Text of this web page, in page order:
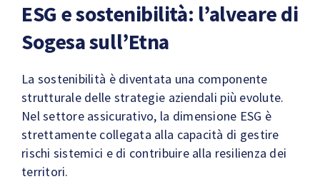
ESG e sostenibilità: l’alveare di
Sogesa sull’Etna
La sostenibilità è diventata una componente
strutturale delle strategie aziendali più evolute.
Nel settore assicurativo, la dimensione ESG è
strettamente collegata alla capacità di gestire
rischi sistemici e di contribuire alla resilienza dei
territori.